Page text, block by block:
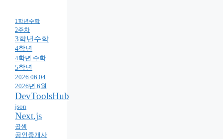
1학년수학
2주차
3학년수학
4학년
4학년 수학
5학년
2026.06.04
2026년 6월
DevToolsHub
json
Next.js
곱셈
공인중개사